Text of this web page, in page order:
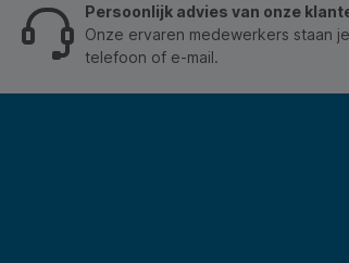
Persoonlijk advies van onze
Onze ervaren medewerkers staan
telefoon of e-mail.